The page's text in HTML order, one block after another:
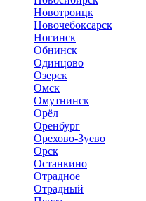
Новотроицк
Новочебоксарск
Ногинск
Обнинск
Одинцово
Озерск
Омск
Омутнинск
Орёл
Оренбург
Орехово-Зуево
Орск
Останкино
Отрадное
Отрадный